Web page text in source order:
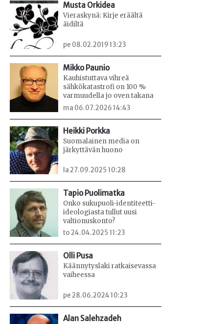
Musta Orkidea
Vieraskynä: Kirje eräältä
äidiltä
pe 08.02.2019 13:23
Mikko Paunio
Kauhistuttava vihreä
sähkökatastrofi on 100 %
varmuudella jo oven takana
ma 06.07.2026 14:43
Heikki Porkka
Suomalainen media on
järkyttävän huono
la 27.09.2025 10:28
Tapio Puolimatka
Onko sukupuoli-identiteetti-
ideologiasta tullut uusi
valtionuskonto?
to 24.04.2025 11:23
Olli Pusa
Käännytyslaki ratkaisevassa
vaiheessa
pe 28.06.2024 10:23
Alan Salehzadeh